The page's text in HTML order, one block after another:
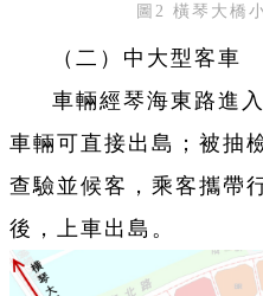
圖2 橫琴大橋
（二）中大型客車
車輛經琴海東路進
車輛可直接出島；被抽
查驗並候客，乘客攜帶
後，上車出島。